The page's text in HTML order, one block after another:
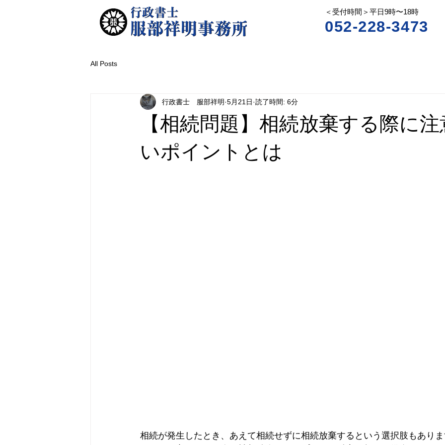
＜受付時間＞平日9時〜18時
052-228-3473
All Posts
【相続問題】相続放棄する際に
いポイントとは
行政書士 服部祥明 5月21日 読了時間: 6分
相続が発生したとき、あえて相続せずに相続放棄するという選択肢もあり